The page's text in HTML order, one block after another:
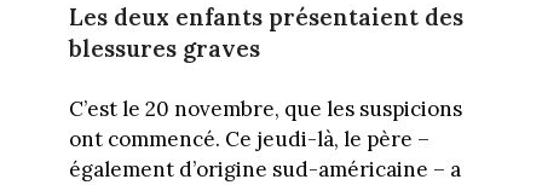
Les deux enfants présentaient des
blessures graves
C’est le 20 novembre, que les suspicions
ont commencé. Ce jeudi-là, le père –
également d’origine sud-américaine – a